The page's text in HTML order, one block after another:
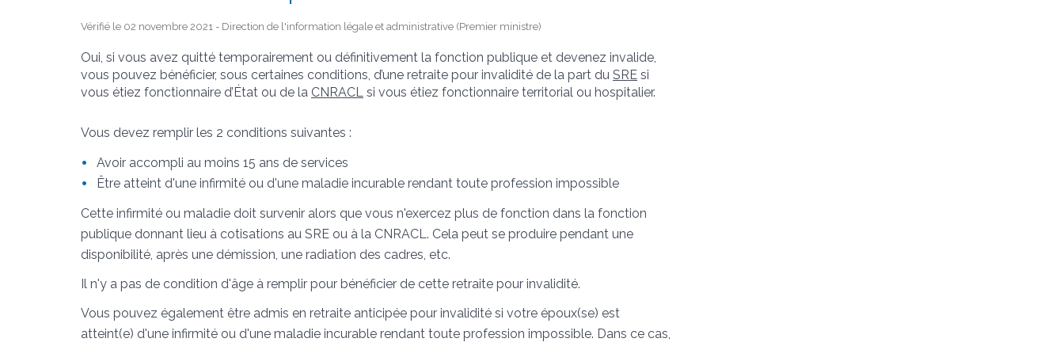
Vérifié le 02 novembre 2021 - Direction de l'information légale et administrative (Premier ministre)
Oui, si vous avez quitté temporairement ou définitivement la fonction publique et devenez invalide,
vous pouvez bénéficier, sous certaines conditions, d’une retraite pour invalidité de la part du SRE si
vous étiez fonctionnaire d’État ou de la CNRACL si vous étiez fonctionnaire territorial ou hospitalier.
Vous devez remplir les 2 conditions suivantes :
Avoir accompli au moins 15 ans de services
Être atteint d'une infirmité ou d'une maladie incurable rendant toute profession impossible
Cette infirmité ou maladie doit survenir alors que vous n'exercez plus de fonction dans la fonction
publique donnant lieu à cotisations au SRE ou à la CNRACL. Cela peut se produire pendant une
disponibilité, après une démission, une radiation des cadres, etc.
Il n'y a pas de condition d'âge à remplir pour bénéficier de cette retraite pour invalidité.
Vous pouvez également être admis en retraite anticipée pour invalidité si votre époux(se) est
atteint(e) d'une infirmité ou d'une maladie incurable rendant toute profession impossible. Dans ce cas,